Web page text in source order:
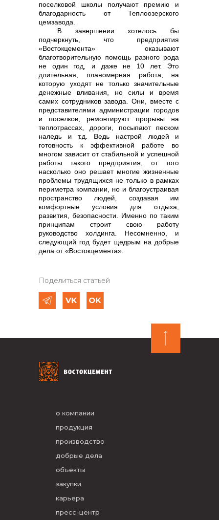
поселковой школы получают премию и
благодарность от Теплоозерского
цемзавода.
В завершении хотелось бы
подчеркнуть, что предприятия
«Востокцемента» оказывают
благотворительную помощь разного рода
не один год, и даже не 10 лет. Это
длительная, планомерная работа, на
которую уходят не только значительные
денежные вливания, но силы и время
самих сотрудников завода. Они, вместе с
представителями администрации городов
и поселков, ремонтируют прорывы на
теплотрассах, дороги, посыпают песком
наледь и т.д. Ведь настрой людей и
готовность к эффективной работе во
многом зависит от стабильной и успешной
работы такого предприятия, от того
насколько оно решает многие жизненные
проблемы трудящихся не только в рамках
периметра компании, но и благоустраивая
пространство людей, создавая им
комфортные условия для отдыха,
развития, безопасности. Именно по таким
принципам строит свою работу
руководство холдинга. Несомненно, и
следующий год будет щедрым на добрые
дела от «Востокцемента».
Поделиться статьей
о компании
продукция
производство
добрые дела
объекты
закупки
карьера
пресс-центр